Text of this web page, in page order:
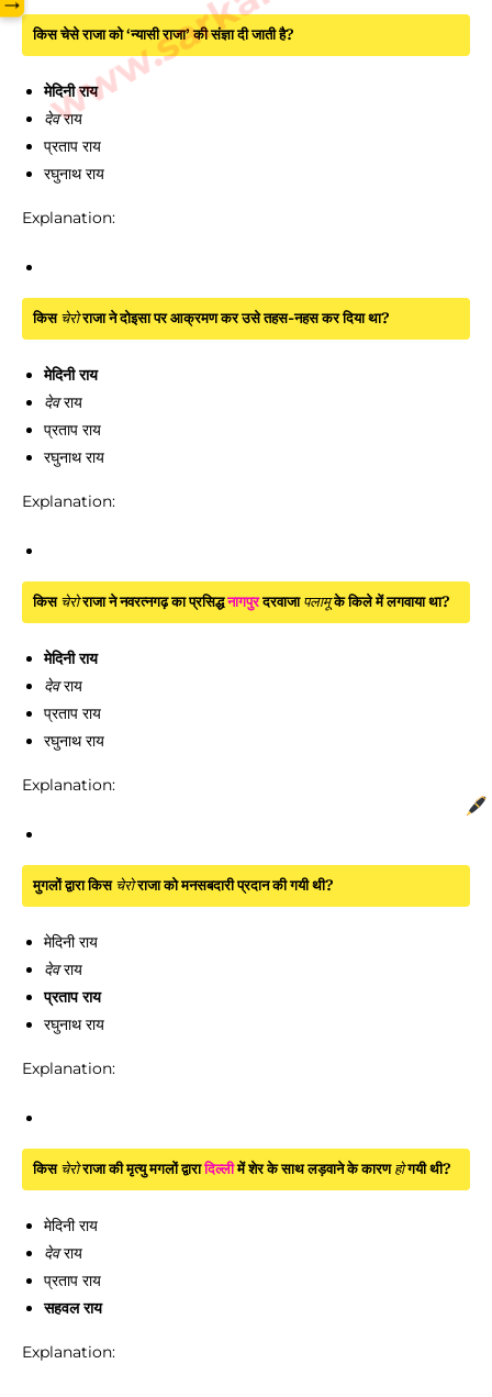
किस चेसे राजा को ‘न्यासी राजा’ की संज्ञा दी जाती है?
मेदिनी राय
देवराय
प्रताप राय
रघुनाथ राय
Explanation:
किस चेरोराजा ने दोइसा पर आक्रमण कर उसे तहस-नहस कर दिया था?
मेदिनी राय
देवराय
प्रताप राय
रघुनाथ राय
Explanation:
किस चेरोराजा ने नवरत्नगढ़ का प्रसिद्धनागपुरदरवाजा पलामूके किले में लगवाया था?
मेदिनी राय
देवराय
प्रताप राय
रघुनाथ राय
Explanation:
मुगलों द्वारा किस चेरोराजा को मनसबदारी प्रदान की गयी थी?
मेदिनी राय
देवराय
प्रताप राय
रघुनाथ राय
Explanation:
किस चेरोराजा की मृत्यु मगलों द्वारादिल्लीमें शेर के साथ लड़वाने के कारण होगयी थी?
मेदिनी राय
देवराय
प्रताप राय
सहवल राय
Explanation: